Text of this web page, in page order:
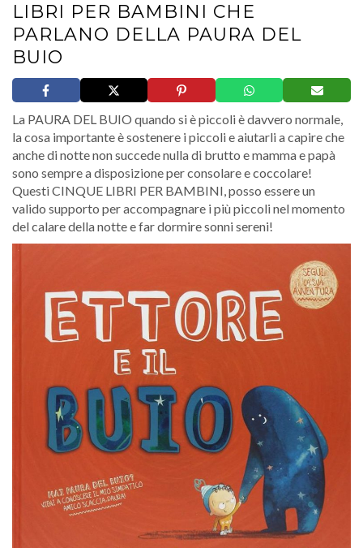
LIBRI PER BAMBINI CHE
PARLANO DELLA PAURA DEL
BUIO
La PAURA DEL BUIO quando si è piccoli è davvero normale,
la cosa importante è sostenere i piccoli e aiutarli a capire che
anche di notte non succede nulla di brutto e mamma e papà
sono sempre a disposizione per consolare e coccolare!
Questi CINQUE LIBRI PER BAMBINI, posso essere un
valido supporto per accompagnare i più piccoli nel momento
del calare della notte e far dormire sonni sereni!